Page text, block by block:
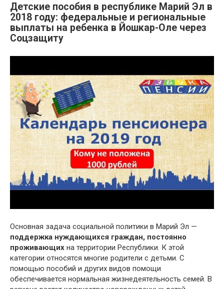
Детские пособия в республике Марий Эл в
2018 году: федеральные и региональные
выплаты на ребенка в Йошкар-Оле через
Соцзащиту
Основная задача социальной политики в Марий Эл —
поддержка нуждающихся граждан, постоянно
проживающих на территории Республики. К этой
категории относятся многие родители с детьми. С
помощью пособий и других видов помощи
обеспечивается нормальная жизнедеятельность семей. В